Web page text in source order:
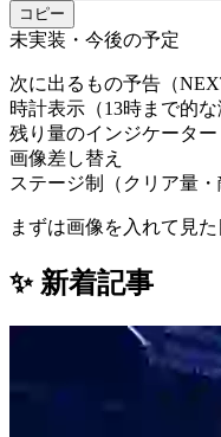
コピー
未実装・今後の予定
次に出るもの予告（
時計表示（13時まで的な
残り量のインジケーター
画像差し替え
ステージ制（クリア量・
まずは画像を入れて見
✨ 新着記事